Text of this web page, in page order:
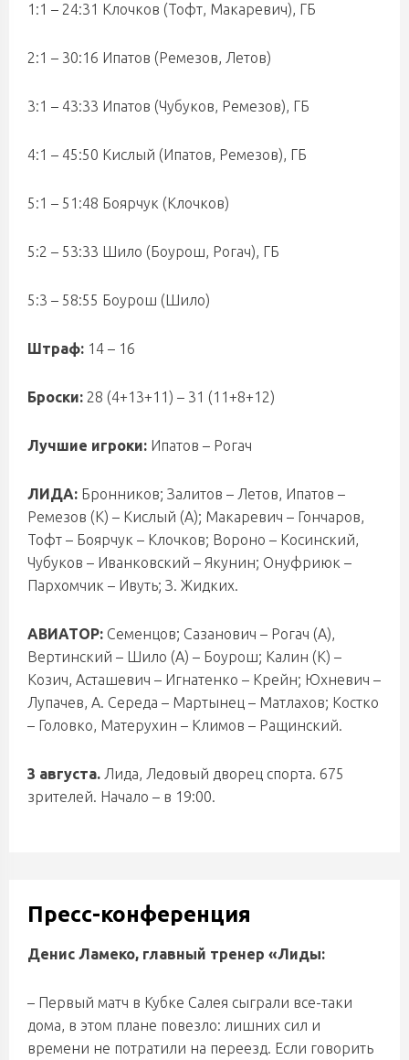
1:1 – 24:31 Клочков (Тофт, Макаревич), ГБ
2:1 – 30:16 Ипатов (Ремезов, Летов)
3:1 – 43:33 Ипатов (Чубуков, Ремезов), ГБ
4:1 – 45:50 Кислый (Ипатов, Ремезов), ГБ
5:1 – 51:48 Боярчук (Клочков)
5:2 – 53:33 Шило (Боурош, Рогач), ГБ
5:3 – 58:55 Боурош (Шило)
Штраф: 14 – 16
Броски: 28 (4+13+11) – 31 (11+8+12)
Лучшие игроки: Ипатов – Рогач
ЛИДА: Бронников; Залитов – Летов, Ипатов –
Ремезов (К) – Кислый (А); Макаревич – Гончаров,
Тофт – Боярчук – Клочков; Вороно – Косинский,
Чубуков – Иванковский – Якунин; Онуфриюк –
Пархомчик – Ивуть; З. Жидких.
АВИАТОР: Семенцов; Сазанович – Рогач (А),
Вертинский – Шило (А) – Боурош; Калин (К) –
Козич, Асташевич – Игнатенко – Крейн; Юхневич –
Лупачев, А. Середа – Мартынец – Матлахов; Костко
– Головко, Матерухин – Климов – Ращинский.
3 августа. Лида, Ледовый дворец спорта. 675
зрителей. Начало – в 19:00.
Пресс-конференция
Денис Ламеко, главный тренер «Лиды:
– Первый матч в Кубке Салея сыграли все-таки
дома, в этом плане повезло: лишних сил и
времени не потратили на переезд. Если говорить